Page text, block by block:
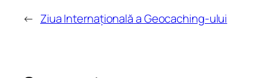
← Ziua Internațională a Geocaching-ului